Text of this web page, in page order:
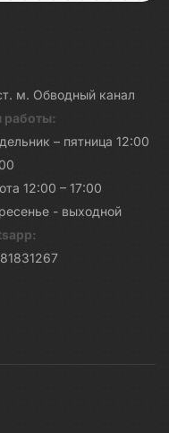
м. Обводный канал
работы:
– пятница 12:00
12:00 – 17:00
- выходной